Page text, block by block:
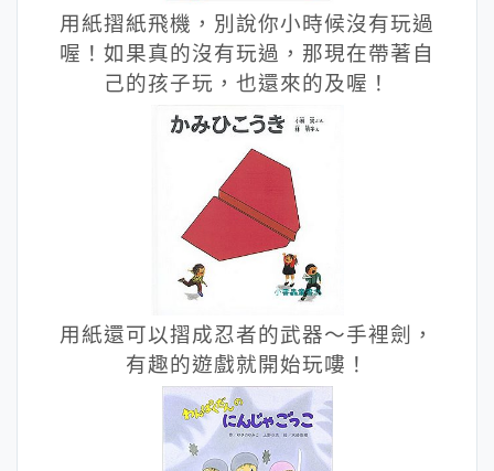
用紙摺紙飛機，別說你小時候沒有玩過
喔！如果真的沒有玩過，那現在帶著自
己的孩子玩，也還來的及喔！
用紙還可以摺成忍者的武器～手裡劍，
有趣的遊戲就開始玩嘍！